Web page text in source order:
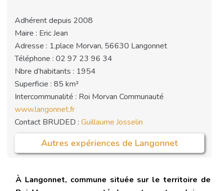
Adhérent depuis 2008
Maire : Eric Jean
Adresse : 1,place Morvan, 56630 Langonnet
Téléphone : 02 97 23 96 34
Nbre d’habitants : 1954
Superficie : 85 km²
Intercommunalité : Roi Morvan Communauté
www.langonnet.fr
Contact BRUDED : Guillaume Josselin
Autres expériences de Langonnet
À Langonnet, commune située sur le territoire de